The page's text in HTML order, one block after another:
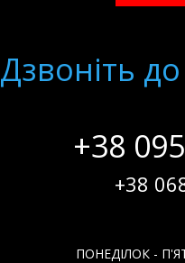
Дзвонiть
+38
+38
ПОНЕДІЛОК -